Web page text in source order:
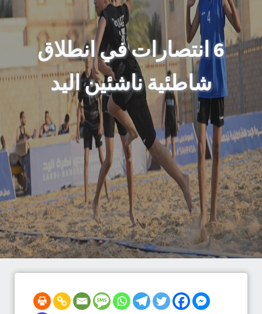
6 انتصارات في انطلاق
شاطئية ناشئين اليد